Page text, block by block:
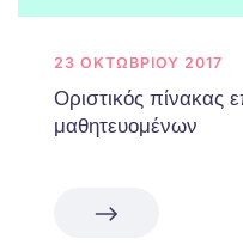
23 ΟΚΤΩΒΡΊΟΥ 2017
Οριστικός πίνακας
μαθητευομένων